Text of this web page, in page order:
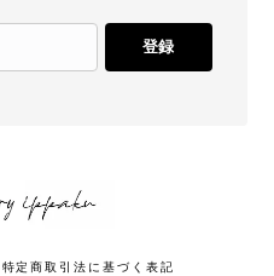
登録
特定商取引法に基づく表記